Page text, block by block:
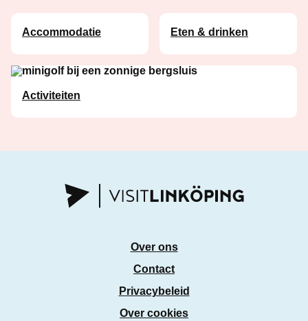
Accommodatie Eten & drinken
Activiteiten
Over ons
Contact
Privacybeleid
Over cookies